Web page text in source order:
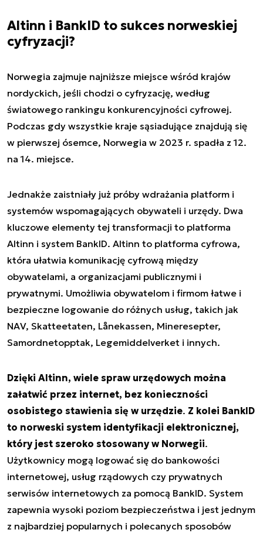
Altinn i BankID to sukces norweskiej
cyfryzacji?
Norwegia zajmuje najniższe miejsce wśród krajów
nordyckich, jeśli chodzi o cyfryzację, według
światowego rankingu konkurencyjności cyfrowej.
Podczas gdy wszystkie kraje sąsiadujące znajdują się
w pierwszej ósemce, Norwegia w 2023 r. spadła z 12.
na 14. miejsce.
Jednakże zaistniały już próby wdrażania platform i
systemów wspomagających obywateli i urzędy. Dwa
kluczowe elementy tej transformacji to platforma
Altinn i system BankID. Altinn to platforma cyfrowa,
która ułatwia komunikację cyfrową między
obywatelami, a organizacjami publicznymi i
prywatnymi. Umożliwia obywatelom i firmom łatwe i
bezpieczne logowanie do różnych usług, takich jak
NAV, Skatteetaten, Lånekassen, Mineresepter,
Samordnetopptak, Legemiddelverket i innych.
Dzięki Altinn, wiele spraw urzędowych można
załatwić przez internet, bez konieczności
osobistego stawienia się w urzędzie. Z kolei BankID
to norweski system identyfikacji elektronicznej,
który jest szeroko stosowany w Norwegii.
Użytkownicy mogą logować się do bankowości
internetowej, usług rządowych czy prywatnych
serwisów internetowych za pomocą BankID. System
zapewnia wysoki poziom bezpieczeństwa i jest jednym
z najbardziej popularnych i polecanych sposobów